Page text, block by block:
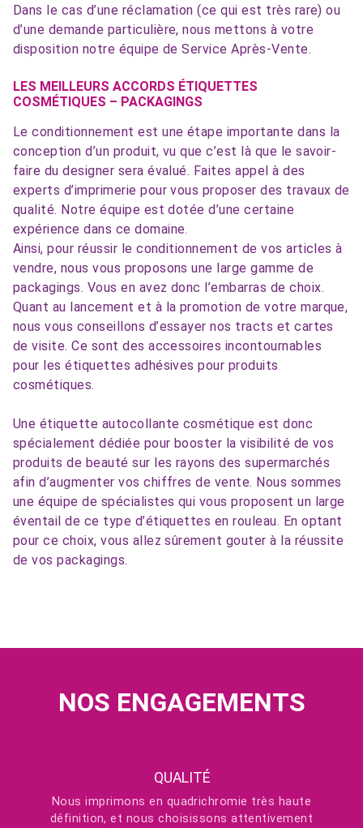
Dans le cas d’une réclamation (ce qui est très rare) ou
d’une demande particulière, nous mettons à votre
disposition notre équipe de Service Après-Vente.
LES MEILLEURS ACCORDS ÉTIQUETTES
COSMÉTIQUES – PACKAGINGS
Le conditionnement est une étape importante dans la
conception d’un produit, vu que c’est là que le savoir-
faire du designer sera évalué. Faites appel à des
experts d’imprimerie pour vous proposer des travaux de
qualité. Notre équipe est dotée d’une certaine
expérience dans ce domaine.
Ainsi, pour réussir le conditionnement de vos articles à
vendre, nous vous proposons une large gamme de
packagings. Vous en avez donc l’embarras de choix.
Quant au lancement et à la promotion de votre marque,
nous vous conseillons d’essayer nos tracts et cartes
de visite. Ce sont des accessoires incontournables
pour les étiquettes adhésives pour produits
cosmétiques.
Une étiquette autocollante cosmétique est donc
spécialement dédiée pour booster la visibilité de vos
produits de beauté sur les rayons des supermarchés
afin d’augmenter vos chiffres de vente. Nous sommes
une équipe de spécialistes qui vous proposent un large
éventail de ce type d’étiquettes en rouleau. En optant
pour ce choix, vous allez sûrement gouter à la réussite
de vos packagings.
NOS ENGAGEMENTS
QUALITÉ
Nous imprimons en quadrichromie très haute
définition, et nous choisissons attentivement